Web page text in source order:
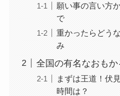
願い事の言い方
で
重かったらどう
み
全国の有名なおも
まずは王道！伏
時間は？